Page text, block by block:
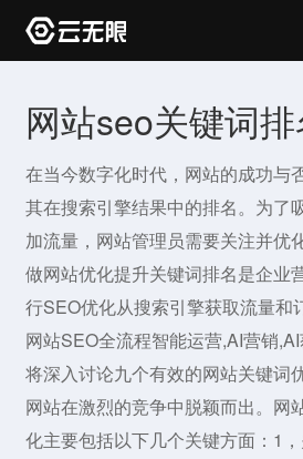
网站seo关键词
在当今数字化时代，网站的成功与
其在搜索引擎结果中的排名。为了
加流量，网站管理员需要关注并优
做网站优化提升关键词排名是企业
行SEO优化从搜索引擎获取流量和
网站SEO全流程智能运营,AI营销
将深入讨论九个有效的网站关键词
网站在激烈的竞争中脱颖而出。网
化主要包括以下几个关键方面：1